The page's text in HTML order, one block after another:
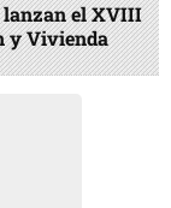
lanzan el XVIII
y Vivienda